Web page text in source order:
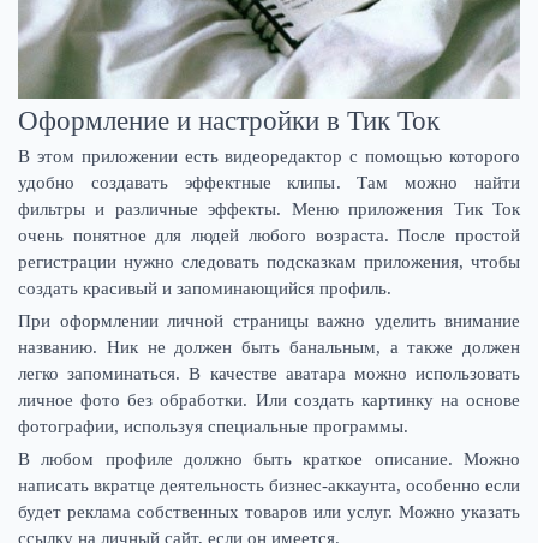
Оформление и настройки в Тик Ток
В этом приложении есть видеоредактор с помощью которого
удобно создавать эффектные клипы. Там можно найти
фильтры и различные эффекты. Меню приложения Тик Ток
очень понятное для людей любого возраста. После простой
регистрации нужно следовать подсказкам приложения, чтобы
создать красивый и запоминающийся профиль.
При оформлении личной страницы важно уделить внимание
названию. Ник не должен быть банальным, а также должен
легко запоминаться. В качестве аватара можно использовать
личное фото без обработки. Или создать картинку на основе
фотографии, используя специальные программы.
В любом профиле должно быть краткое описание. Можно
написать вкратце деятельность бизнес-аккаунта, особенно если
будет реклама собственных товаров или услуг. Можно указать
ссылку на личный сайт, если он имеется.